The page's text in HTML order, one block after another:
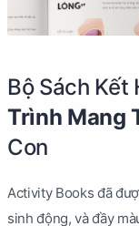
Bộ Sách Kết
Trình Mang
Con
Activity Books đã
sinh động, và đầy